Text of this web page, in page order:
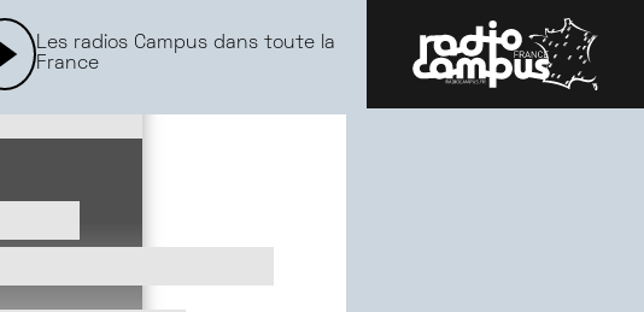
Les radios Campus dans toute la
France